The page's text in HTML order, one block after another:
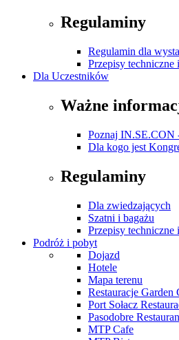
Regulaminy
Regulamin dla
Przepisy techniczne
Dla Uczestników
Ważne
Poznaj IN.SE.CON
Dla kogo jest
Regulaminy
Dla zwiedzających
Szatni i bagażu
Przepisy
Podróż i pobyt
Dojazd
Hotele
Mapa terenu
Restauracje Garden
Port Sołacz
Pasodobre
MTP Cafe